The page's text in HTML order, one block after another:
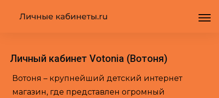
Личный кабинет Votonia (Вотоня)
Вотоня – крупнейший детский интернет
магазин, где представлен огромный